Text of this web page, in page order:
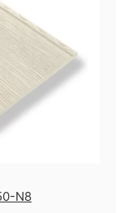
N8